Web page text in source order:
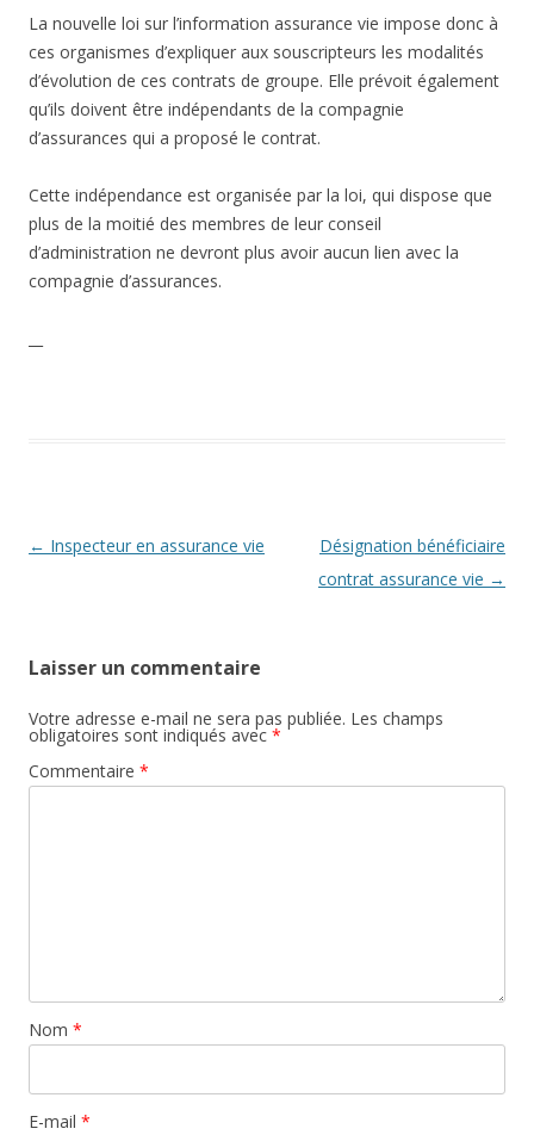
La nouvelle loi sur l’information assurance vie impose donc à
ces organismes d’expliquer aux souscripteurs les modalités
d’évolution de ces contrats de groupe. Elle prévoit également
qu’ils doivent être indépendants de la compagnie
d’assurances qui a proposé le contrat.
Cette indépendance est organisée par la loi, qui dispose que
plus de la moitié des membres de leur conseil
d’administration ne devront plus avoir aucun lien avec la
compagnie d’assurances.
Navigation
← Inspecteur en assurance vie
Désignation bénéficiaire
contrat assurance vie →
Laisser un commentaire
Votre adresse e-mail ne sera pas publiée. Les champs
obligatoires sont indiqués avec *
Commentaire *
Nom *
E-mail *